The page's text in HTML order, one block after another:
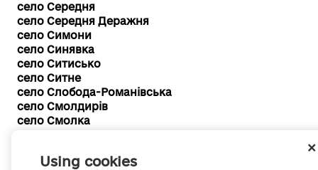
Using cookies
село Середня
село Середня Деражня
село Симони
село Синявка
село Ситисько
село Ситне
село Слобода-Романівська
село Смолдирів
село Смолка
село Стара Гута